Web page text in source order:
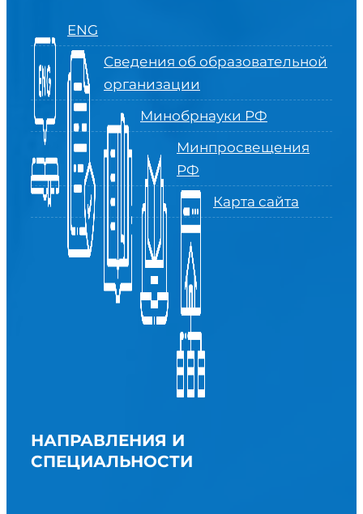
ENG
Сведения об образовательной
организации
Минобрнауки РФ
Минпросвещения
РФ
Карта сайта
НАПРАВЛЕНИЯ И
СПЕЦИАЛЬНОСТИ